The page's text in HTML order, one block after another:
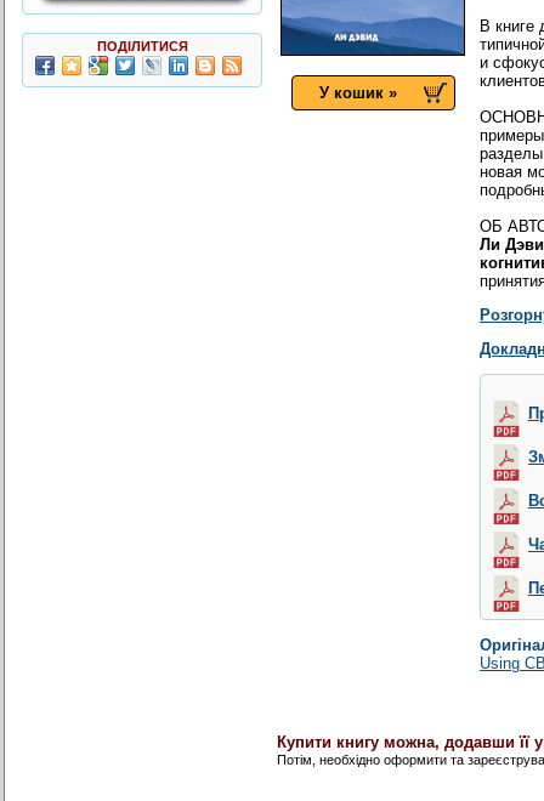
ПОДІЛИТИСЯ
У кошик »
В книге
и
новая
ОБ
Ли
Using
Купити книгу можна, додавши
Потім, необхідно оформити та